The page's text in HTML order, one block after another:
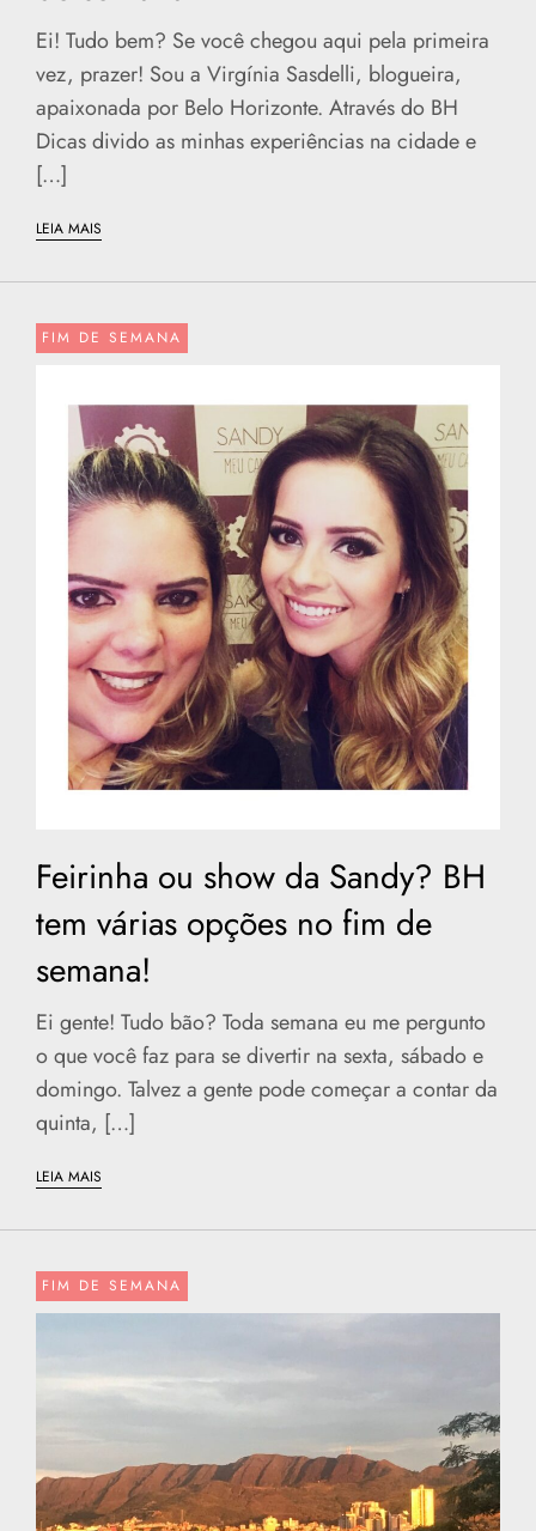
Ei! Tudo bem? Se você chegou aqui pela primeira
vez, prazer! Sou a Virgínia Sasdelli, blogueira,
apaixonada por Belo Horizonte. Através do BH
Dicas divido as minhas experiências na cidade e
[…]
LEIA MAIS
FIM DE SEMANA
Feirinha ou show da Sandy? BH
tem várias opções no fim de
semana!
Ei gente! Tudo bão? Toda semana eu me pergunto
o que você faz para se divertir na sexta, sábado e
domingo. Talvez a gente pode começar a contar da
quinta, […]
LEIA MAIS
FIM DE SEMANA